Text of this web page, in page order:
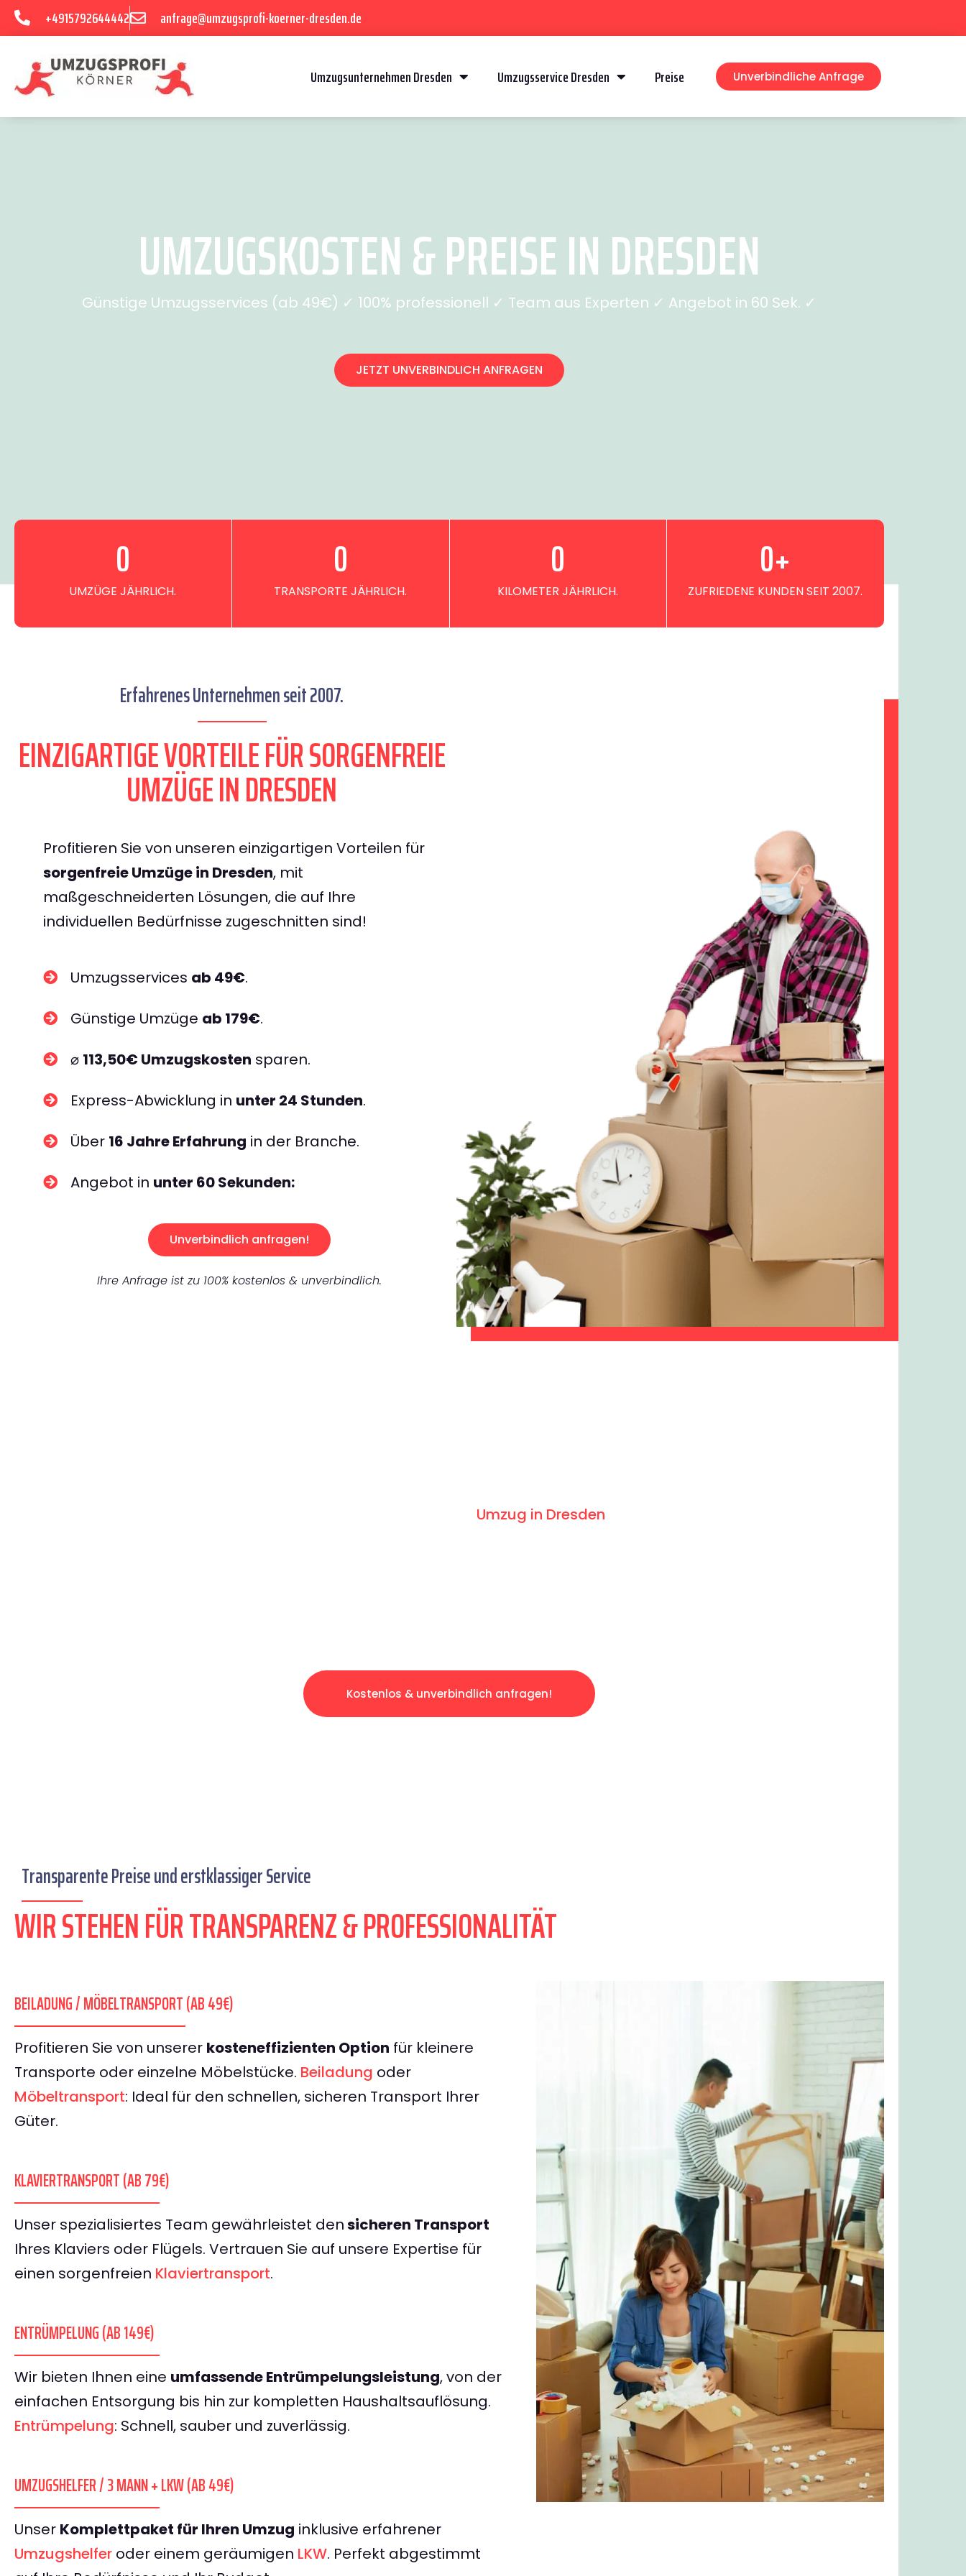
+4915792644442 anfrage@umzugsprofi-koerner-dresden.de
Umzugsunternehmen Dresden Umzugsservice Dresden Preise Unverbindliche Anfrage
UMZUGSKOSTEN & PREISE IN DRESDEN
Günstige Umzugsservices (ab 49€) ✓ 100% professionell ✓ Team aus Experten ✓ Angebot in 60 Sek. ✓
JETZT UNVERBINDLICH ANFRAGEN
UMZÜGE JÄHRLICH.
0
TRANSPORTE JÄHRLICH.
0
KILOMETER JÄHRLICH.
0
ZUFRIEDENE KUNDEN SEIT 2007.
0+
Erfahrenes Unternehmen seit 2007.
EINZIGARTIGE VORTEILE FÜR SORGENFREIE
UMZÜGE IN DRESDEN
Profitieren Sie von unseren einzigartigen Vorteilen für
sorgenfreie Umzüge in Dresden, mit
maßgeschneiderten Lösungen, die auf Ihre
individuellen Bedürfnisse zugeschnitten sind!
Umzugsservices ab 49€.
Günstige Umzüge ab 179€.
⌀ 113,50€ Umzugskosten sparen.
Express-Abwicklung in unter 24 Stunden.
Über 16 Jahre Erfahrung in der Branche.
Angebot in unter 60 Sekunden:
Unverbindlich anfragen!
Ihre Anfrage ist zu 100% kostenlos & unverbindlich.
Umzug in Dresden
Kostenlos & unverbindlich anfragen!
Transparente Preise und erstklassiger Service
WIR STEHEN FÜR TRANSPARENZ & PROFESSIONALITÄT
BEILADUNG / MÖBELTRANSPORT (AB 49€)
Profitieren Sie von unserer kosteneffizienten Option für kleinere
Transporte oder einzelne Möbelstücke. Beiladung oder
Möbeltransport: Ideal für den schnellen, sicheren Transport Ihrer
Güter.
KLAVIERTRANSPORT (AB 79€)
Unser spezialisiertes Team gewährleistet densicheren Transport
Ihres Klaviers oder Flügels. Vertrauen Sie auf unsere Expertise für
einen sorgenfreien Klaviertransport.
ENTRÜMPELUNG (AB 149€)
Wir bieten Ihnen eine umfassende Entrümpelungsleistung, von der
einfachen Entsorgung bis hin zur kompletten Haushaltsauflösung.
Entrümpelung: Schnell, sauber und zuverlässig.
UMZUGSHELFER / 3 MANN + LKW (AB 49€)
Unser Komplettpaket für Ihren Umzug inklusive erfahrener
Umzugshelfer oder einem geräumigen LKW. Perfekt abgestimmt